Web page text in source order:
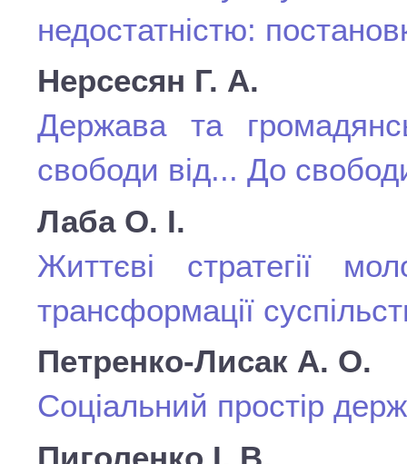
недостатністю:
Нерсесян Г. А.
Держава та
свободи від... До
Лаба О. І.
Життєві стратегії
трансформації
Петренко-Лисак А. О.
Соціальний простір
Пиголенко І. В.